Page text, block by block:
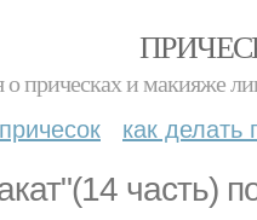
прическах и макияже
как делать
часть)